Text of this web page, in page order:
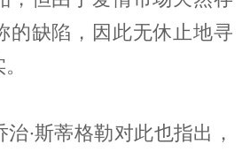
的缺陷，因此无休止地寻
·斯蒂格勒对此也指出，